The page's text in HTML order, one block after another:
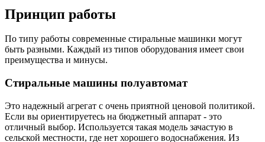
Принцип работы
По типу работы современные стиральные машинки могут
быть разными. Каждый из типов оборудования имеет свои
преимущества и минусы.
Стиральные машины полуавтомат
Это надежный агрегат с очень приятной ценовой политикой.
Если вы ориентируетесь на бюджетный аппарат - это
отличный выбор. Используется такая модель зачастую в
сельской местности, где нет хорошего водоснабжения. Из